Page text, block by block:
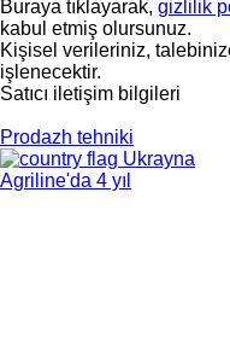
Buraya tıklayarak, gizlilik
kabul etmiş olursunuz.
Kişisel verileriniz,
işlenecektir.
Satıcı iletişim bilgileri
Prodazh tehniki
Ukrayna
Agriline'da 4 yıl